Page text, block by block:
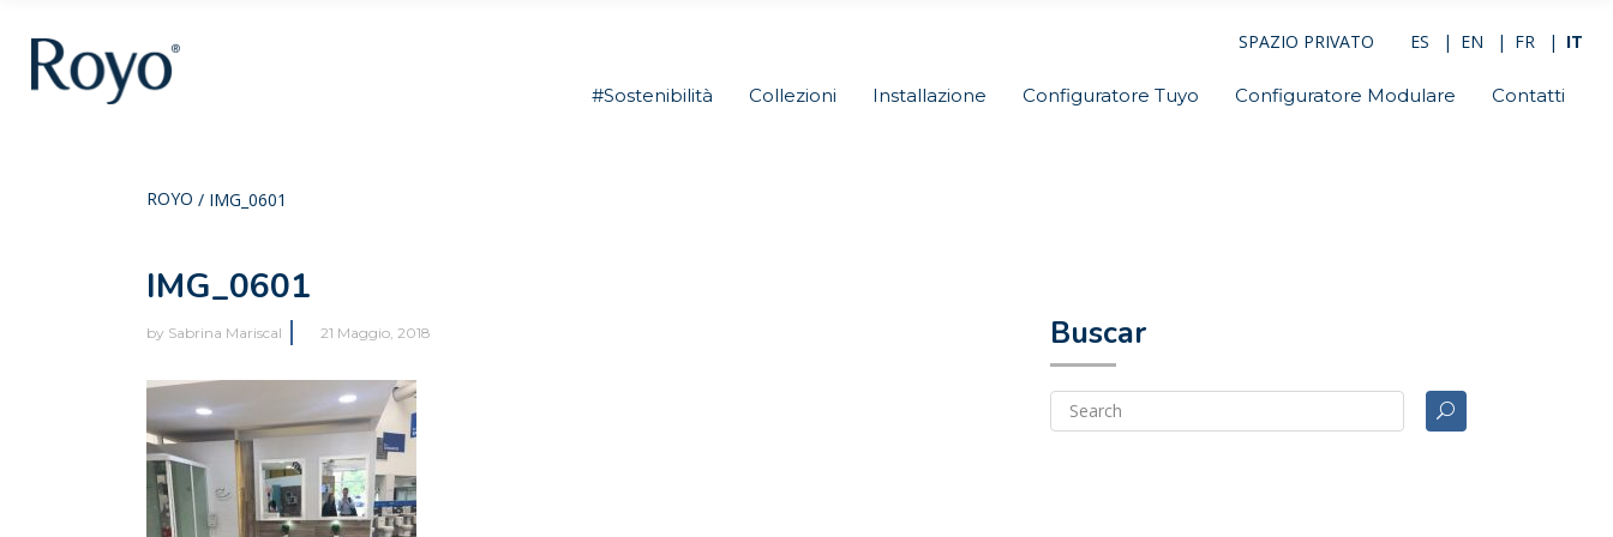
SPAZIO PRIVATO ES EN FR IT
#Sostenibilità Collezioni Installazione Configuratore Tuyo Configuratore Modulare Contatti
ROYO / IMG_0601
IMG_0601
by Sabrina Mariscal 21 Maggio, 2018 Buscar